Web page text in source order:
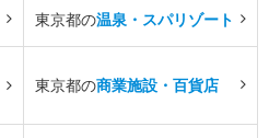
東京都の温泉・スパリゾート
東京都の商業施設・百貨店